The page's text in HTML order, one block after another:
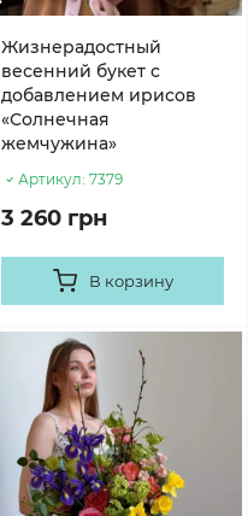
Жизнерадостный
весенний букет с
добавлением ирисов
«Солнечная
жемчужина»
Артикул: 7379
3 260 грн
В корзину